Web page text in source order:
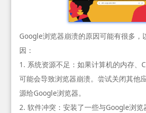
Google浏览器崩溃的原因可能有很多，
因：
1. 系统资源不足：如果计算机的内存、
可能会导致浏览器崩溃。尝试关闭其他
源给Google浏览器。
2. 软件冲突：安装了一些与Google浏